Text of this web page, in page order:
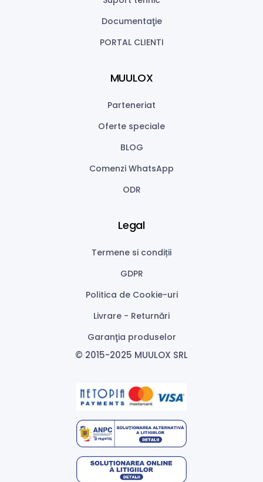
Documentaţie
PORTAL CLIENTI
MUULOX
Parteneriat
Oferte speciale
BLOG
Comenzi WhatsApp
ODR
Legal
Termene si condiții
GDPR
Politica de Cookie-uri
Livrare - Returnări
Garanţia produselor
© 2015-2025 MUULOX SRL